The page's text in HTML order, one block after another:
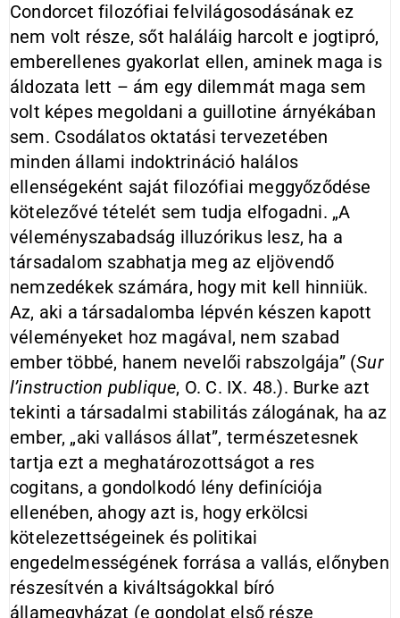
Condorcet filozófiai felvilágosodásának ez
nem volt része, sőt haláláig harcolt e jogtipró,
emberellenes gyakorlat ellen, aminek maga is
áldozata lett – ám egy dilemmát maga sem
volt képes megoldani a guillotine árnyékában
sem. Csodálatos oktatási tervezetében
minden állami indoktrináció halálos
ellenségeként saját filozófiai meg­győ­ződése
kötelezővé tételét sem tudja elfogadni. „A
véleményszabadság illuzórikus lesz, ha a
társadalom szabhatja meg az eljövendő
nemzedékek számára, hogy mit kell hinniük.
Az, aki a társadalomba lépvén készen kapott
véleményeket hoz magával, nem szabad
ember többé, hanem nevelői rabszolgája” (Sur
l’instruction publique, O. C. IX. 48.). Burke azt
tekinti a társadalmi stabilitás zálogának, ha az
ember, „aki vallásos állat”, természetesnek
tartja ezt a meghatározottságot a res
cogitans, a gondolkodó lény definíciója
ellenében, ahogy azt is, hogy erkölcsi
kötelezettségeinek és politikai
engedelmességének forrása a vallás, előnyben
részesítvén a kiváltságokkal bíró
államegyházat (e gondolat első része